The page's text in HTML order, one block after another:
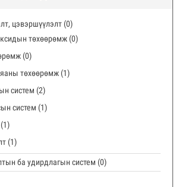
цэвэршүүлэлт (0)
төхөөрөмж (0)
(0)
төхөөрөмж (1)
систем (2)
систем (1)
(1)
(1)
ба удирдлагын систем (0)